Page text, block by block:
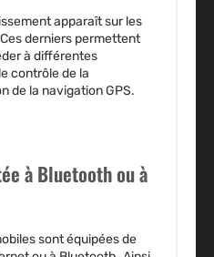
apparaît sur les
derniers permettent
à différentes
contrôle de la
de la navigation GPS.
à Bluetooth ou à
sont équipées de